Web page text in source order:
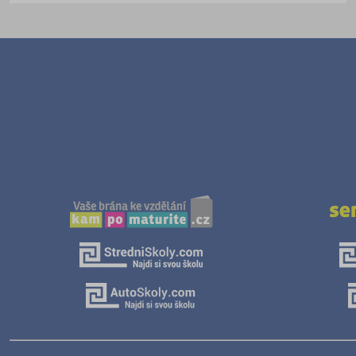
Umělecké